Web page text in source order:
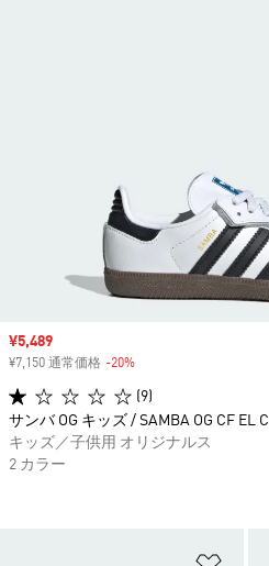
セール価格
¥5,489
¥7,150 通常価格 -20%
(9)
サンバ OG キッズ / SAMBA OG CF EL C
キッズ／子供用 オリジナルス
2 カラー